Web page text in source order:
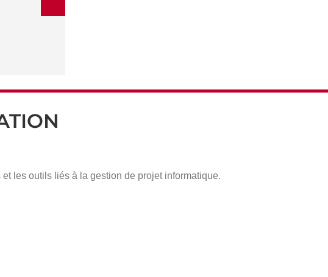
les outils liés à la gestion de projet informatique.